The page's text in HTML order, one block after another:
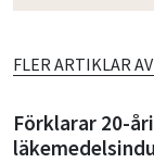
FLER ARTIKLAR
Förklarar 20-